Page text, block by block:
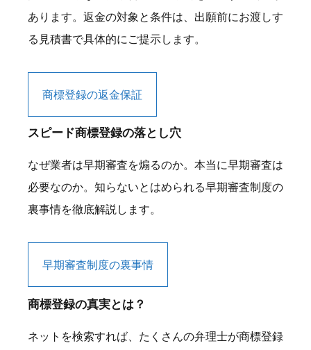
あります。返金の対象と条件は、出願前にお渡しす
る見積書で具体的にご提示します。
商標登録の返金保証
スピード商標登録の落とし穴
なぜ業者は早期審査を煽るのか。本当に早期審査は
必要なのか。知らないとはめられる早期審査制度の
裏事情を徹底解説します。
早期審査制度の裏事情
商標登録の真実とは？
ネットを検索すれば、たくさんの弁理士が商標登録